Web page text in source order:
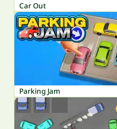
Car Out
Parking Jam